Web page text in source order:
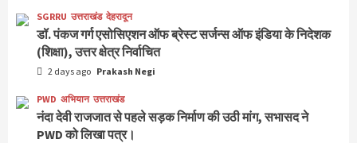
SGRRU उत्तराखंड देहरादून
डॉ. पंकज गर्ग एसोसिएशन ऑफ ब्रेस्ट सर्जन्स ऑफ इंडिया के निदेशक
(शिक्षा), उत्तर क्षेत्र निर्वाचित
2 days ago Prakash Negi
PWD अभियान उत्तराखंड
नंदा देवी राजजात से पहले सड़क निर्माण की उठी मांग, सभासद ने
PWD को लिखा पत्र।